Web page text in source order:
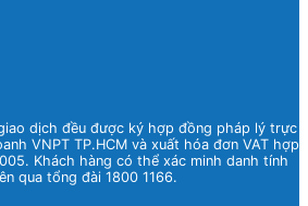
dịch đều được ký hợp đồng pháp lý trực
VNPT TP.HCM và xuất hóa đơn VAT hợp
Khách hàng có thể xác minh danh tính
qua tổng đài 1800 1166.